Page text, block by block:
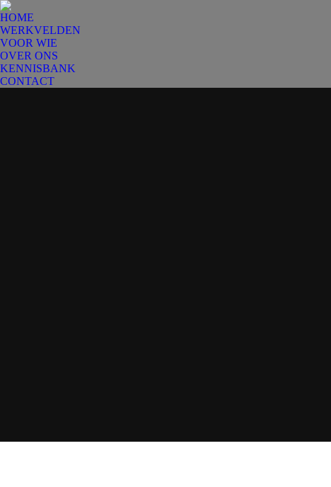
HOME
WERKVELDEN
VOOR WIE
OVER ONS
KENNISBANK
CONTACT